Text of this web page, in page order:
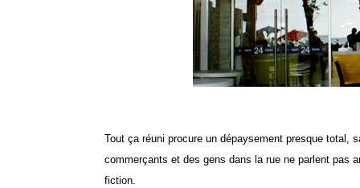
Tout ça réuni procure un dépaysement presque total,
commerçants et des gens dans la rue ne parlent pas
fiction.